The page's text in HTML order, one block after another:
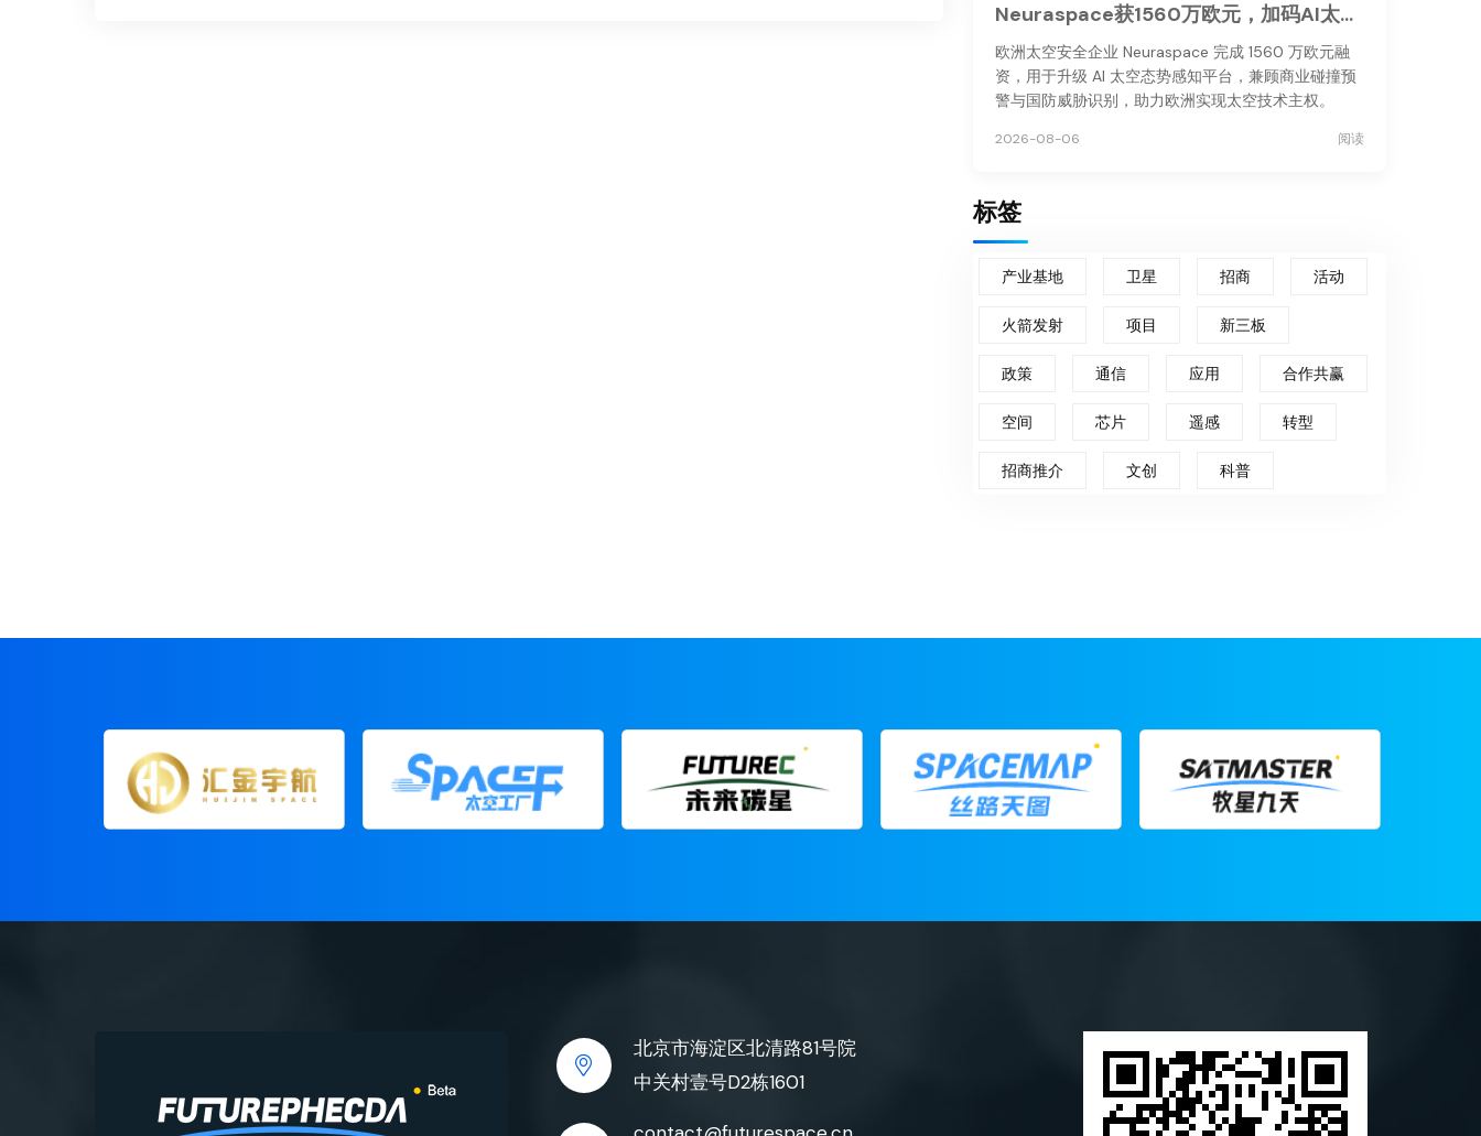
Neuraspace获1560万欧元，加码AI太空态势感知
欧洲太空安全企业 Neuraspace 完成 1560 万欧元融
资，用于升级 AI 太空态势感知平台，兼顾商业碰撞预
警与国防威胁识别，助力欧洲实现太空技术主权。
2026-08-06 阅读
标签
产业基地 卫星 招商 活动
火箭发射 项目 新三板
政策 通信 应用 合作共赢
空间 芯片 遥感 转型
招商推介 文创 科普
北京市海淀区北清路81号院
中关村壹号D2栋1601